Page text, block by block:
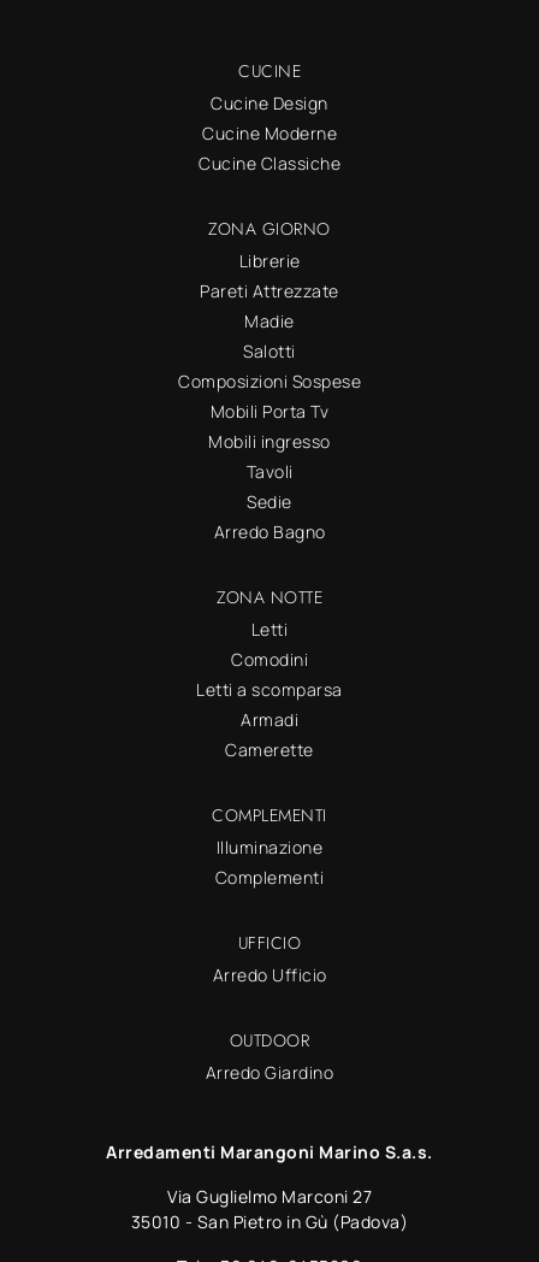
CUCINE
Cucine Design
Cucine Moderne
Cucine Classiche
ZONA GIORNO
Librerie
Pareti Attrezzate
Madie
Salotti
Composizioni Sospese
Mobili Porta Tv
Mobili ingresso
Tavoli
Sedie
Arredo Bagno
ZONA NOTTE
Letti
Comodini
Letti a scomparsa
Armadi
Camerette
COMPLEMENTI
Illuminazione
Complementi
UFFICIO
Arredo Ufficio
OUTDOOR
Arredo Giardino
Arredamenti Marangoni Marino S.a.s.
Via Guglielmo Marconi 27
35010 - San Pietro in Gù (Padova)